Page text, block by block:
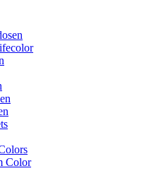
Color